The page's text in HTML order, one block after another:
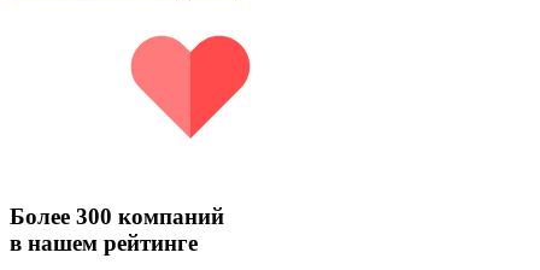
Более 300 компаний
в нашем рейтинге